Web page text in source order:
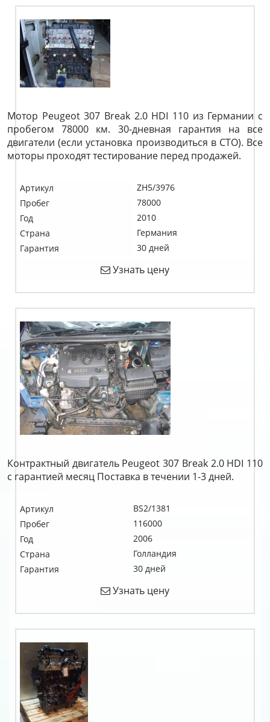
Мотор Peugeot 307 Break 2.0 HDI 110 из Германии с
пробегом 78000 км. 30-дневная гарантия на все
двигатели (если установка производиться в СТО). Все
моторы проходят тестирование перед продажей.
Артикул
ZH5/3976
Пробег
78000
Год
2010
Страна
Германия
Гарантия
30 дней
Узнать цену
Контрактный двигатель Peugeot 307 Break 2.0 HDI 110
c гарантией месяц Поставка в течении 1-3 дней.
Артикул
BS2/1381
Пробег
116000
Год
2006
Страна
Голландия
Гарантия
30 дней
Узнать цену